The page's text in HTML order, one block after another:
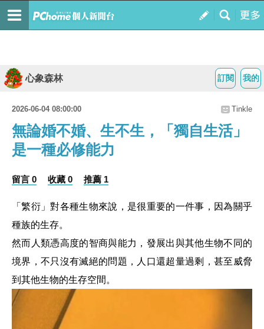
我的
訂閱
心象森林
2026-06-04 08:00:00 Tinkle
無論婚不婚、生不生，「獨自生活」
是一種必修能力
留言 0 收藏 0 推薦 1
「繁衍」對各種生物來說，是很重要的一件事，因為關乎
種族的生存。
然而人類憑高度的智商與能力，發展出與其他生物不同的
境界，不只沒有滅絕的問題，人口還超量過剩，甚至威脅
到其他生物的生存空間。